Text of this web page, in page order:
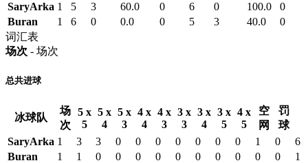
SaryArka 1 5 3 60.0 0 6 0 100.0
0
Buran
1 6 0 0.0 0 5 3 40.0
0
词汇表
场次 - 场次
总共进球
冰球队
场
次
5 x
5
5 x
4
5 x
3
4 x
4
4 x
3
3 x
3
3 x
4
3 x
5
4 x
5
空
网
罚
球
SaryArka 1 3 3 0 0 0 0 0 0 0 1 0
6
Buran
1 1 0 0 0 0 0 0 0 0 0 0 1